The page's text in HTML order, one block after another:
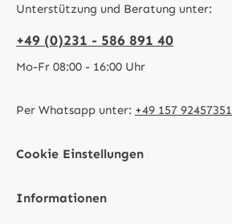
Unterstützung und Beratung unter:
+49 (0)231 - 586 891 40
Mo-Fr 08:00 - 16:00 Uhr
Per Whatsapp unter: +49 157 92457351
Cookie Einstellungen
Informationen